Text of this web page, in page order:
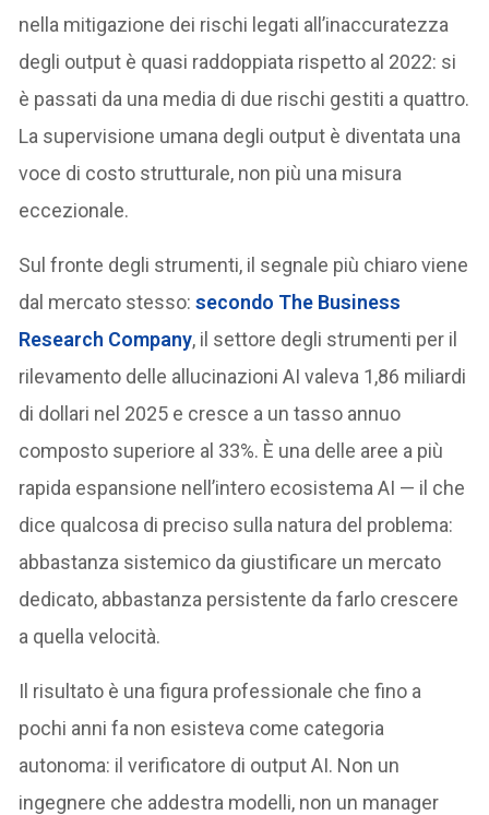
nella mitigazione dei rischi legati all’inaccuratezza
degli output è quasi raddoppiata rispetto al 2022: si
è passati da una media di due rischi gestiti a quattro.
La supervisione umana degli output è diventata una
voce di costo strutturale, non più una misura
eccezionale.
Sul fronte degli strumenti, il segnale più chiaro viene
dal mercato stesso: secondo The Business
Research Company, il settore degli strumenti per il
rilevamento delle allucinazioni AI valeva 1,86 miliardi
di dollari nel 2025 e cresce a un tasso annuo
composto superiore al 33%. È una delle aree a più
rapida espansione nell’intero ecosistema AI — il che
dice qualcosa di preciso sulla natura del problema:
abbastanza sistemico da giustificare un mercato
dedicato, abbastanza persistente da farlo crescere
a quella velocità.
Il risultato è una figura professionale che fino a
pochi anni fa non esisteva come categoria
autonoma: il verificatore di output AI. Non un
ingegnere che addestra modelli, non un manager